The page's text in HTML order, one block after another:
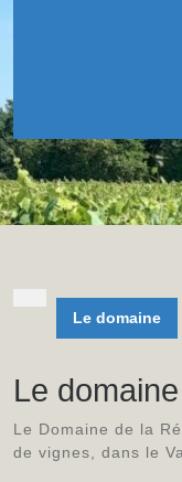
Le domaine
Le domaine
Le Domaine de la
de vignes, dans le